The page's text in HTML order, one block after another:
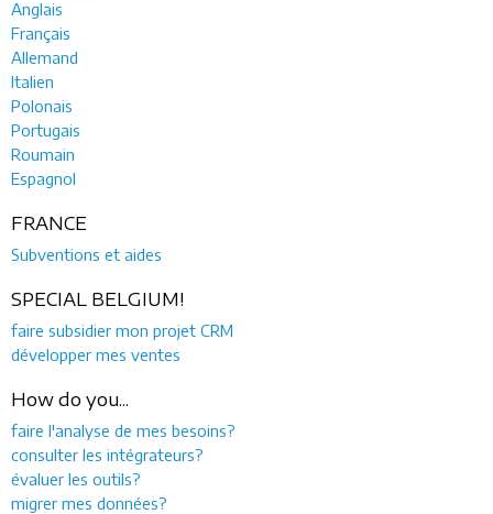
Anglais
Français
Allemand
Italien
Polonais
Portugais
Roumain
Espagnol
FRANCE
Subventions et aides
SPECIAL BELGIUM!
faire subsidier mon projet CRM
développer mes ventes
How do you...
faire l'analyse de mes besoins?
consulter les intégrateurs?
évaluer les outils?
migrer mes données?